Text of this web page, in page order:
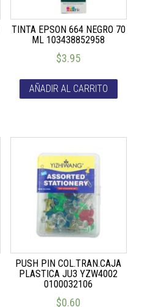
TINTA EPSON 664 NEGRO 70
ML 103438852958
$3.95
AÑADIR AL CARRITO
PUSH PIN COL.TRAN.CAJA
PLASTICA JU3 YZW4002
0100032106
$0.60